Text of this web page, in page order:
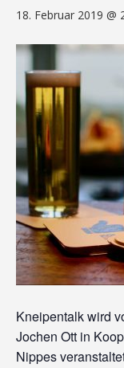
18. Februar 2019 @
Kneipentalk wird
Jochen Ott in
Nippes